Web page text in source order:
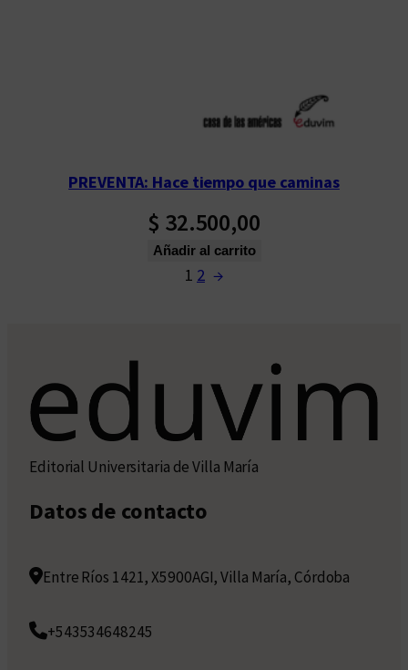
PREVENTA: Hace tiempo que caminas
$ 32.500,00
Añadir al carrito
1 2 →
Editorial Universitaria de Villa María
Datos de contacto
Entre Ríos 1421, X5900AGI, Villa María, Córdoba
+543534648245